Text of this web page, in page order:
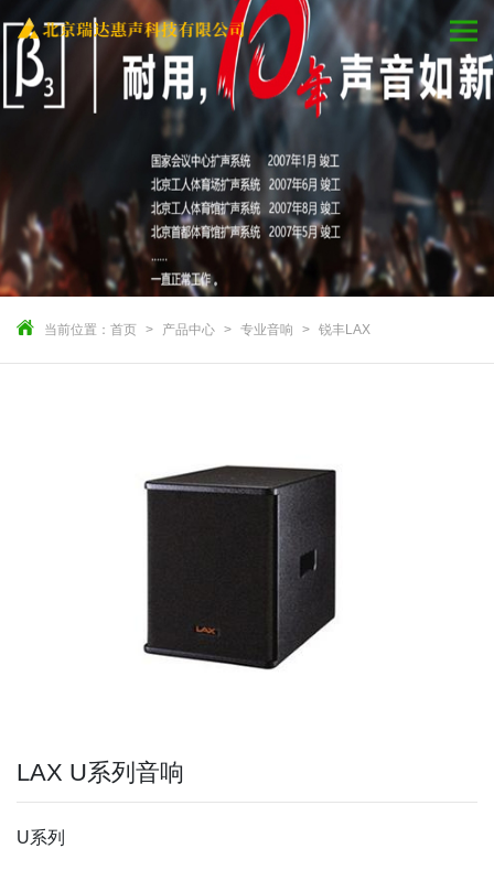
当前位置： 首页 产品中心 专业音响 锐丰LAX
LAX U系列音响
U系列